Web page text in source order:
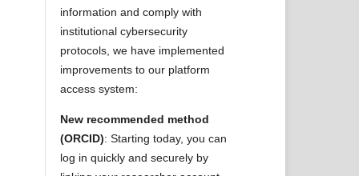
information and comply with
institutional cybersecurity
protocols, we have implemented
improvements to our platform
access system:
New recommended method
(ORCID): Starting today, you can
log in quickly and securely by